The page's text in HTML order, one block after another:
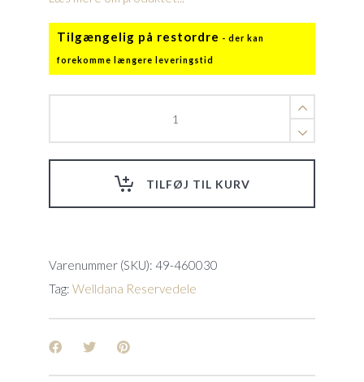
Tilgængelig på restordre
TILFØJ TIL KURV
Varenummer (SKU): 49-460030
Tag: Welldana Reservedele